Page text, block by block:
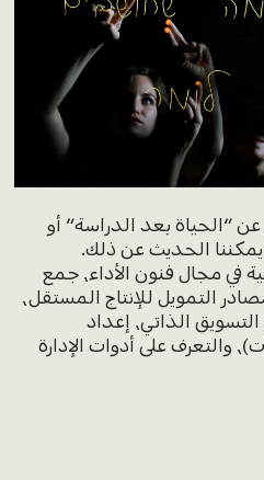
عن “الحياة بعد الدراسة” أو
يمكننا الحديث عن ذلك.
في مجال فنون الأداء، جمع
التمويل للإنتاج المستقل،
الذاتي، إعداد
والتعرف على أدوات الإدارة